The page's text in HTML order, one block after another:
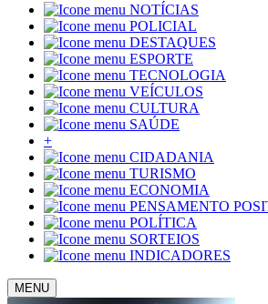
NOTÍCIAS
POLICIAL
DESTAQUES
ESPORTE
TECNOLOGIA
VEÍCULOS
CULTURA
SAÚDE
+
CIDADANIA
TURISMO
ECONOMIA
PENSAMENTO
POLÍTICA
SORTEIOS
INDICADORES
MENU